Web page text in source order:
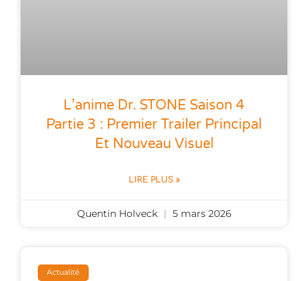
L’anime Dr. STONE Saison 4
Partie 3 : Premier Trailer Principal
Et Nouveau Visuel
LIRE PLUS »
Quentin Holveck 5 mars 2026
Actualité